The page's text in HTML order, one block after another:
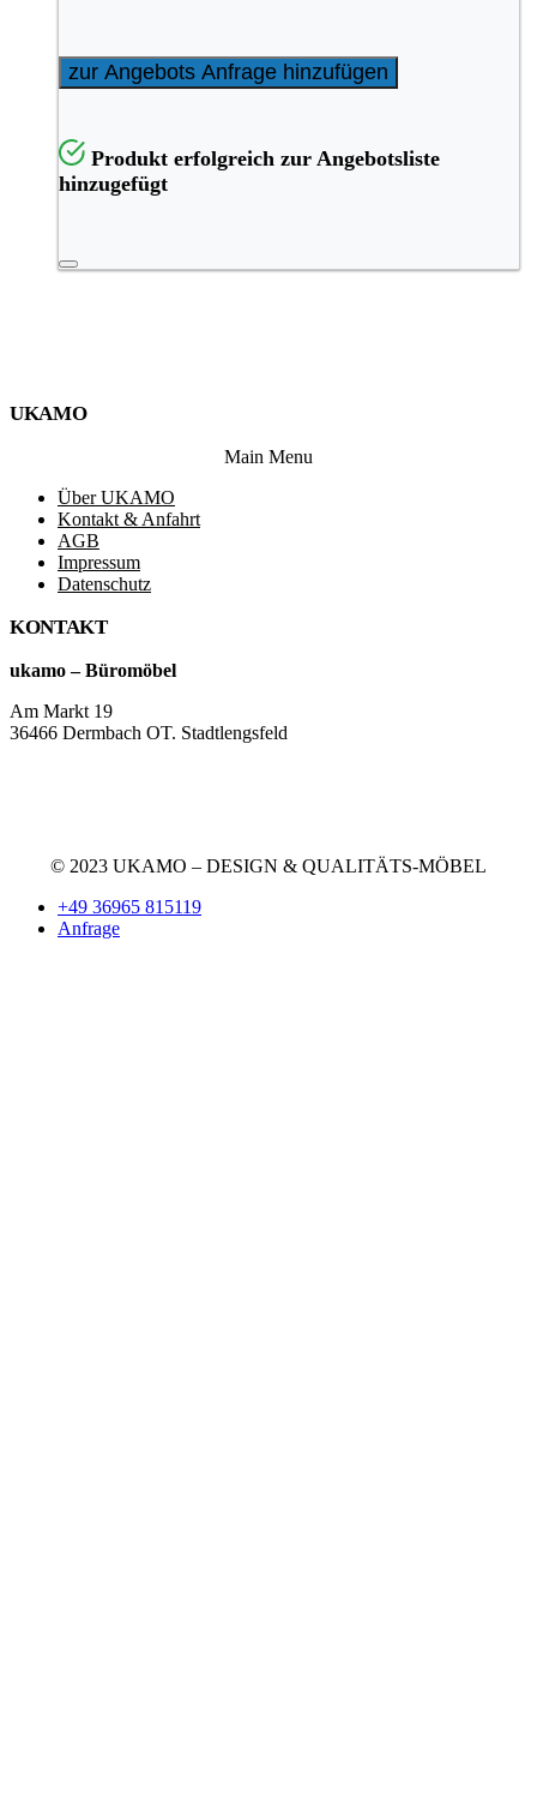
zur Angebots Anfrage hinzufügen
Produkt erfolgreich zur Angebotsliste
hinzugefügt
UKAMO
Main Menu
Über UKAMO
Kontakt & Anfahrt
AGB
Impressum
Datenschutz
KONTAKT
ukamo – Büromöbel
Am Markt 19
36466 Dermbach OT. Stadtlengsfeld
© 2023 UKAMO – DESIGN & QUALITÄTS-MÖBEL
+49 36965 815119
Anfrage